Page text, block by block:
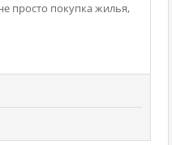
просто покупка жилья,